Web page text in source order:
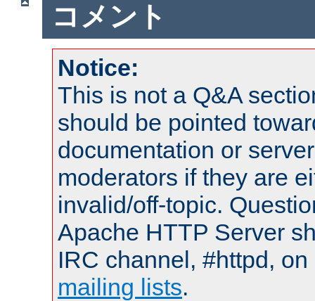
コメント
Notice:
This is not a Q&A
should be pointed
documentation or
moderators if they are
invalid/off-topic.
Apache HTTP Server
IRC channel, #httpd,
mailing lists.